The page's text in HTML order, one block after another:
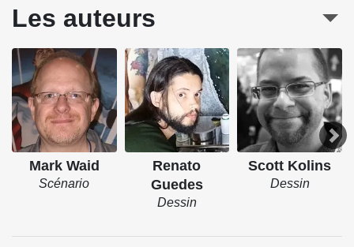
Les auteurs
Mark Waid
Scénario
Renato
Guedes
Dessin
Scott Kolins
Dessin